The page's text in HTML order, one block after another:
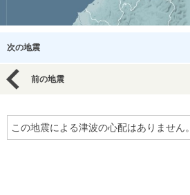
次の地震
前の地震
この地震による津波の心配はありません。